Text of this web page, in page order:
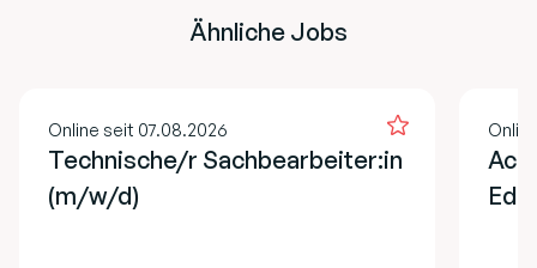
Ähnliche Jobs
Online seit 07.08.2026
Technische/r Sachbearbeiter:in
(m/w/d)